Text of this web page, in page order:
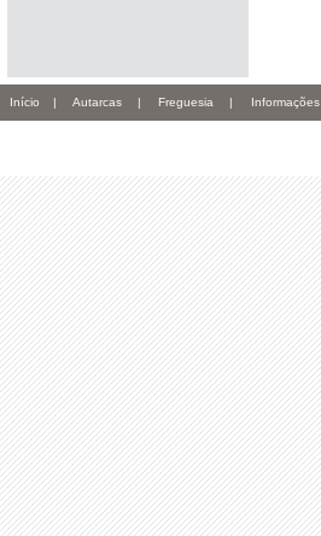
Início | Autarcas | Freguesia | Informações